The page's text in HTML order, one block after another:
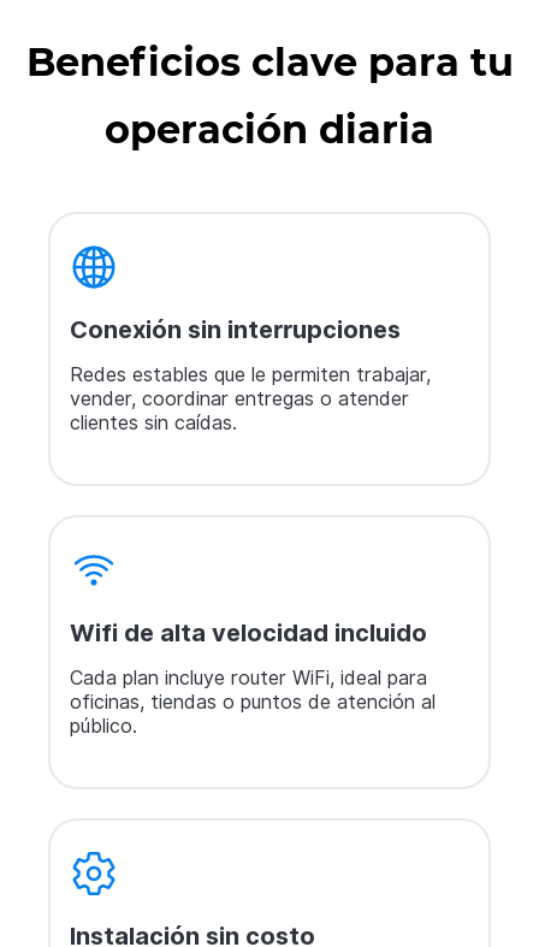
Beneficios clave para tu
operación diaria
Conexión sin interrupciones
Redes estables que le permiten trabajar,
vender, coordinar entregas o atender
clientes sin caídas.
Wifi de alta velocidad incluido
Cada plan incluye router WiFi, ideal para
oficinas, tiendas o puntos de atención al
público.
Instalación sin costo